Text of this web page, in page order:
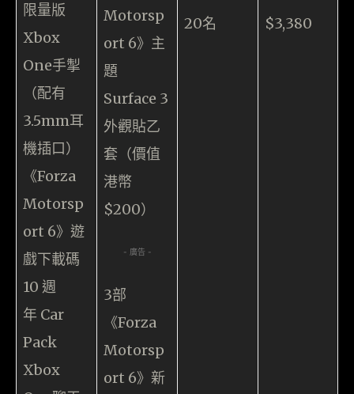
限量版
Xbox
One手掣
（配有
3.5mm耳
機插口）
《Forza
Motorsp
ort 6》遊
戲下載碼
10 週
年 Car
Pack
Xbox
Motorsp
ort 6》主
題
Surface 3
外觀貼乙
套（價值
港幣
$200）
- 廣告 -
3部
《Forza
Motorsp
ort 6》新
20名 $3,380